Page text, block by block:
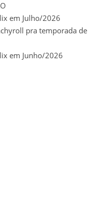
em Julho/2026
pra temporada de
em Junho/2026